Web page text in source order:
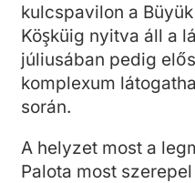
kulcspavilon a
Köşküig nyitva áll a
júliusában pedig
komplexum
során.
A helyzet most a
Palota most